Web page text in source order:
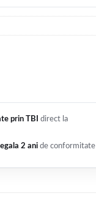
prin TBI
direct la
2 ani de conformitate